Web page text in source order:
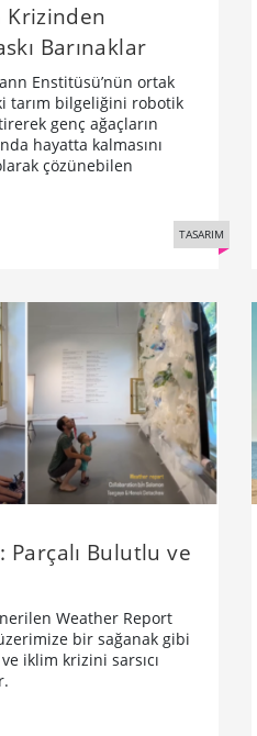
Krizinden
Barınaklar
Enstitüsü’nün ortak
tarım bilgeliğini robotik
genç ağaçların
hayatta kalmasını
çözünebilen
TASARIM
Bulutlu ve
Weather Report
bir sağanak gibi
iklim krizini sarsıcı